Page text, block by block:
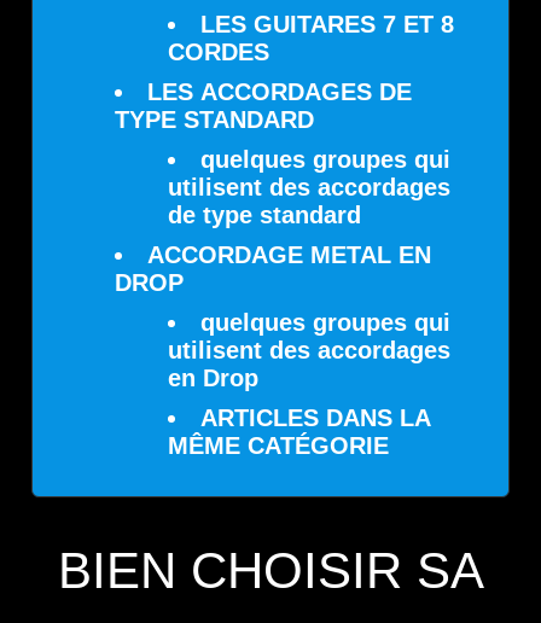
LES GUITARES 7 ET 8
CORDES
LES ACCORDAGES DE
TYPE STANDARD
quelques groupes qui
utilisent des accordages
de type standard
ACCORDAGE METAL EN
DROP
quelques groupes qui
utilisent des accordages
en Drop
ARTICLES DANS LA
MÊME CATÉGORIE
BIEN CHOISIR SA